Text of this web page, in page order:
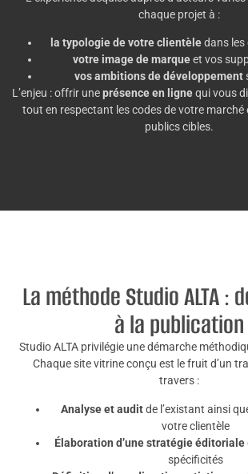
chaque projet à :
la typologie de votre clientèledans les
votre image de marqueet vos
vos ambitions de développement
L’enjeu : offrir uneprésence en lignequi vous
tout en respectant les codes de votre marché
publics cibles.
La méthode Studio ALTA :
à la publication
Studio ALTA privilégie une démarche
Chaque site vitrine conçu est le fruit d’un
travers :
Analyse et auditde l’existant ainsi
votre clientèle
Élaboration d’une stratégie éditoriale
spécificités